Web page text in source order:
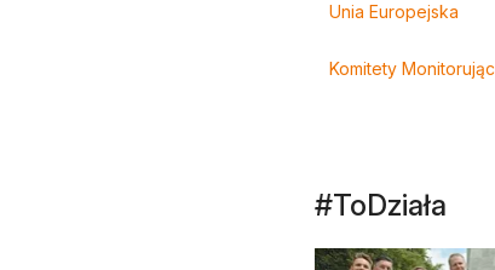
Unia Europejska
Komitety
#ToDziała